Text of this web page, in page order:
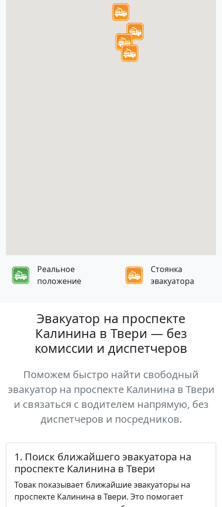
Реальное
положение
Стоянка
эвакуатора
Эвакуатор на проспекте
Калинина в Твери — без
комиссии и диспетчеров
Поможем быстро найти свободный
эвакуатор на проспекте Калинина в Твери
и связаться с водителем напрямую, без
диспетчеров и посредников.
1. Поиск ближайшего эвакуатора на
проспекте Калинина в Твери
Товак показывает ближайшие эвакуаторы на
проспекте Калинина в Твери. Это помогает